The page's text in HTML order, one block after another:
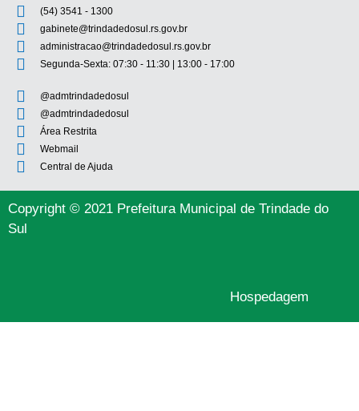
(54) 3541 - 1300
gabinete@trindadedosul.rs.gov.br
administracao@trindadedosul.rs.gov.br
Segunda-Sexta: 07:30 - 11:30 | 13:00 - 17:00
@admtrindadedosul
@admtrindadedosul
Área Restrita
Webmail
Central de Ajuda
Copyright © 2021 Prefeitura Municipal de Trindade do
Sul
Hospedagem